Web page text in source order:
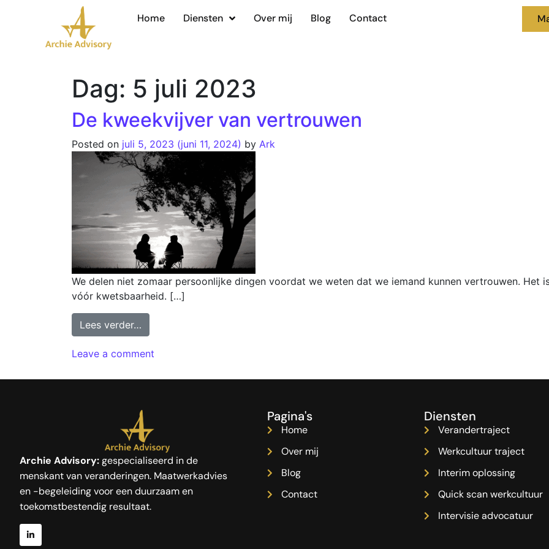
Home Diensten Over mij Blog Contact
Dag: 5 juli 2023
De kweekvijver van vertrouwen
Posted on juli 5, 2023 (juni 11, 2024) by Ark
We delen niet zomaar persoonlijke dingen voordat we weten dat we iemand kunnen vertrouwen. Het
vóór kwetsbaarheid. […]
Lees verder…
Leave a comment
Archie Advisory:gespecialiseerd in de
menskant van veranderingen. Maatwerkadvies
en -begeleiding voor een duurzaam en
toekomstbestendig resultaat.
Pagina's
Home
Over mij
Blog
Contact
Diensten
Verandertraject
Werkcultuur traject
Interim oplossing
Quick scan werkcultuur
Intervisie advocatuur